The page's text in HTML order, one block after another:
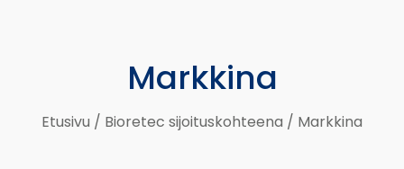
Markkina
Etusivu / Bioretec sijoituskohteena / Markkina